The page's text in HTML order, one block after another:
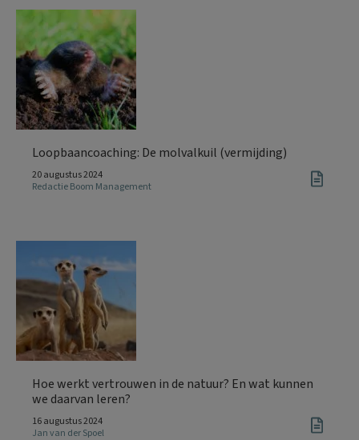
Loopbaancoaching: De molvalkuil (vermijding)
20 augustus 2024
Redactie Boom Management
Hoe werkt vertrouwen in de natuur? En wat kunnen
we daarvan leren?
16 augustus 2024
Jan van der Spoel